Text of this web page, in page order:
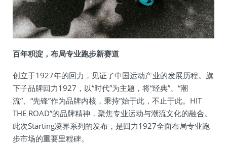
百年积淀，布局专业跑步新赛道
创立于1927年的回力，见证了中国运动产业的发展历程。旗
下子品牌回力1927，以“时代”为主题，将“经典”、“潮
流”、“先锋”作为品牌内核，秉持“始于此，不止于此。HIT
THE ROAD”的品牌精神，聚焦专业运动与潮流文化的融合。
此次Starting凌界系列的发布，是回力1927全面布局专业跑
步市场的重要里程碑。